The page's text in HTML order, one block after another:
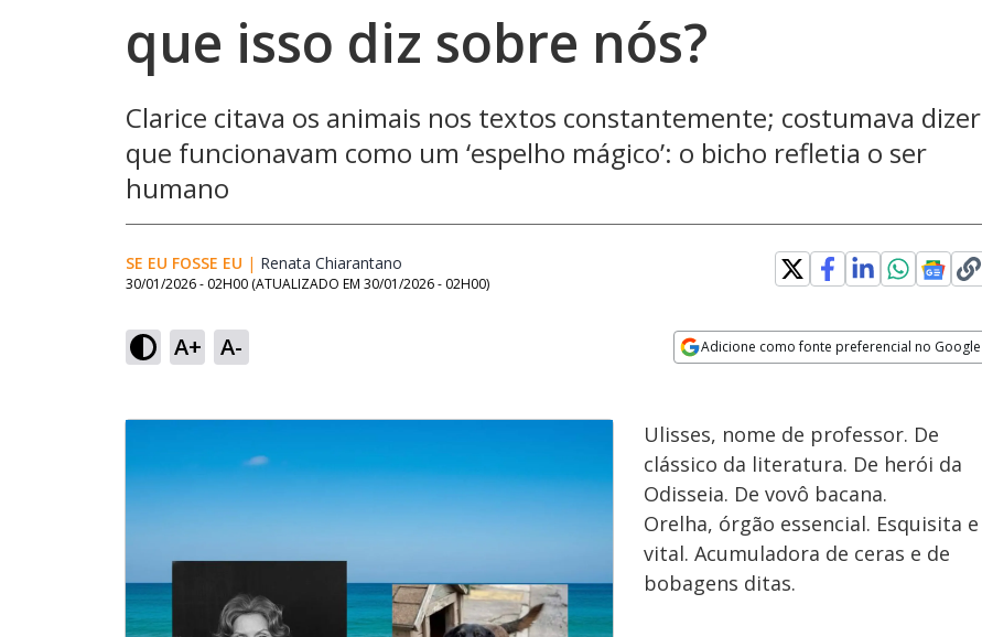
que isso diz sobre nós?
Clarice citava os animais nos textos constantemente; costumava dizer
que funcionavam como um ‘espelho mágico’: o bicho refletia o ser
humano
SE EU FOSSE EU | Renata Chiarantano
30/01/2026 - 02H00 (ATUALIZADO EM 30/01/2026 - 02H00)
A+ A- Adicione como fonte preferencial no Google
Ulisses, nome de professor. De
clássico da literatura. De herói da
Odisseia. De vovô bacana.
Orelha, órgão essencial. Esquisita e
vital. Acumuladora de ceras e de
bobagens ditas.